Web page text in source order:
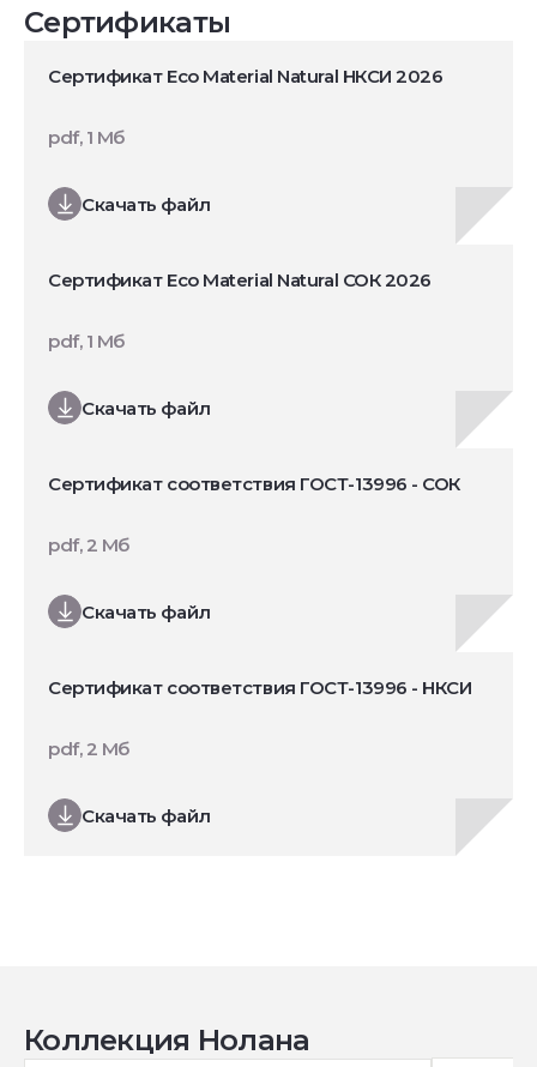
Сертификаты
Сертификат Eco Material Natural НКСИ 2026
Скачать файл
pdf, 1 Мб
Сертификат Eco Material Natural СОК 2026
Скачать файл
pdf, 1 Мб
Сертификат соответствия ГОСТ-13996 - СОК
Скачать файл
pdf, 2 Мб
Сертификат соответствия ГОСТ-13996 - НКСИ
Скачать файл
pdf, 2 Мб
Коллекция Нолана